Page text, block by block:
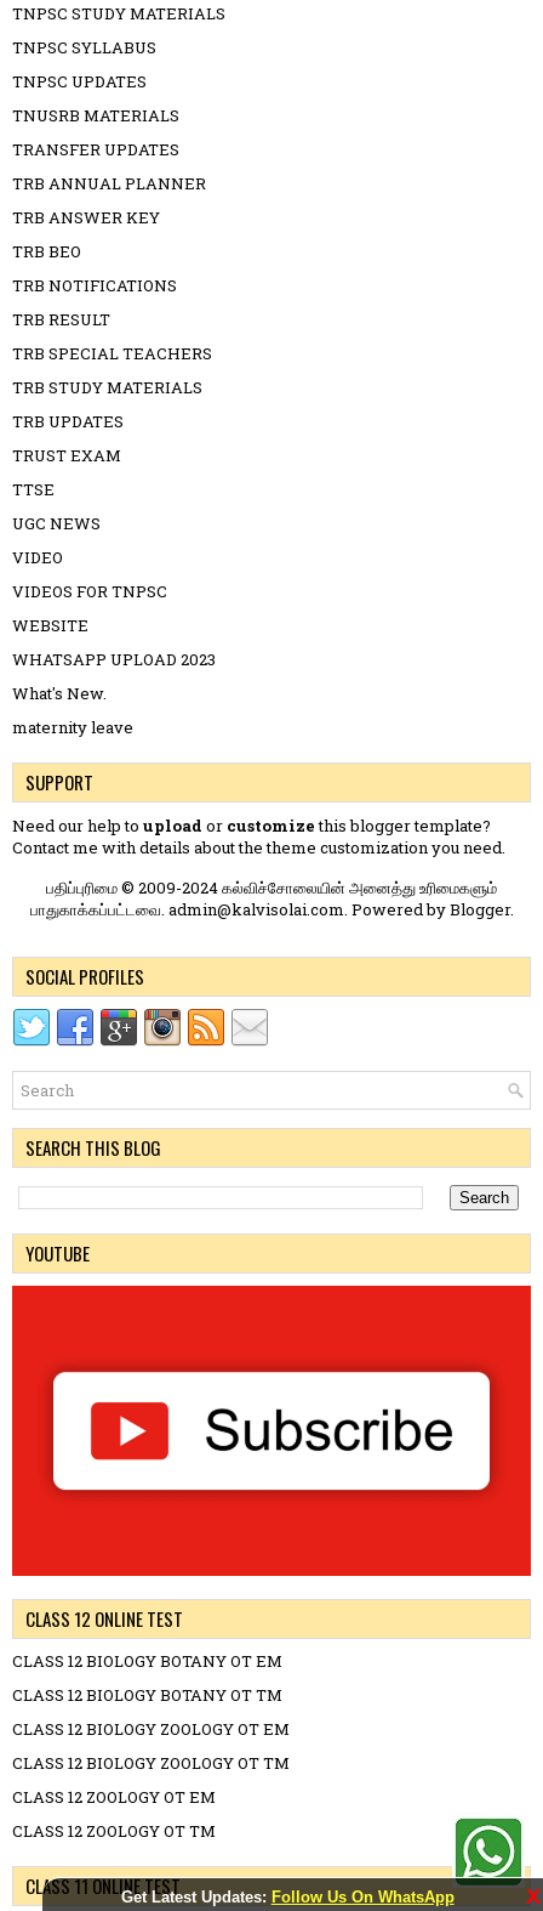
Get Latest Updates: Follow Us On WhatsApp X
TNPSC STUDY MATERIALS
TNPSC SYLLABUS
TNPSC UPDATES
TNUSRB MATERIALS
TRANSFER UPDATES
TRB ANNUAL PLANNER
TRB ANSWER KEY
TRB BEO
TRB NOTIFICATIONS
TRB RESULT
TRB SPECIAL TEACHERS
TRB STUDY MATERIALS
TRB UPDATES
TRUST EXAM
TTSE
UGC NEWS
VIDEO
VIDEOS FOR TNPSC
WEBSITE
WHATSAPP UPLOAD 2023
What's New.
maternity leave
SUPPORT
Need our help to upload or customizethis blogger template?
Contact me with details about the theme customization you need.
பதிப்புரிமை © 2009-2024 கல்விச்சோலையின் அனைத்து உரிமைகளும்
பாதுகாக்கப்பட்டவை. admin@kalvisolai.com. Powered byBlogger.
SOCIAL PROFILES
SEARCH THIS BLOG
YOUTUBE
CLASS 12 ONLINE TEST
CLASS 12 BIOLOGY BOTANY OT EM
CLASS 12 BIOLOGY BOTANY OT TM
CLASS 12 BIOLOGY ZOOLOGY OT EM
CLASS 12 BIOLOGY ZOOLOGY OT TM
CLASS 12 ZOOLOGY OT EM
CLASS 12 ZOOLOGY OT TM
CLASS 11 ONLINE TEST